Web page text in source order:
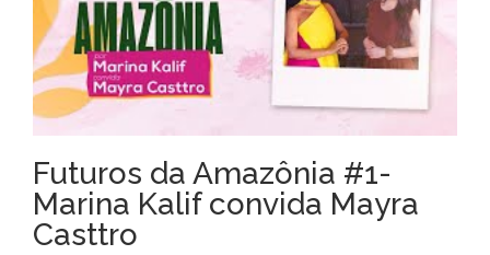
Futuros da Amazônia #1-
Marina Kalif convida Mayra
Casttro